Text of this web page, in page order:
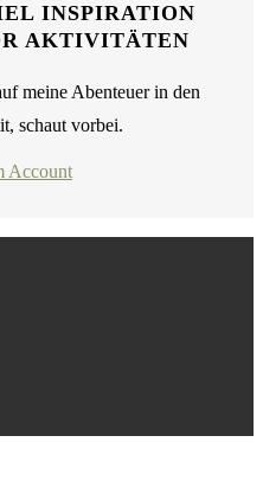
INSPIRATION
AKTIVITÄTEN
meine Abenteuer in den
schaut vorbei.
Account